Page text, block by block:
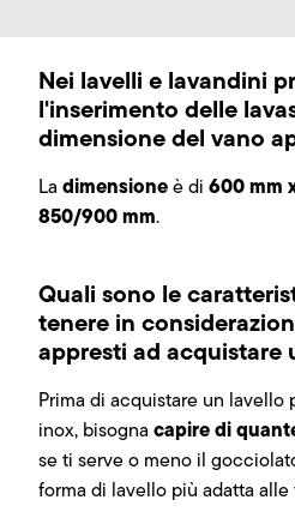
Nei lavelli e lavandini
l'inserimento delle
dimensione del vano
La dimensioneè di 600 mm
850/900 mm.
Quali sono le
tenere in
appresti ad acquistare
Prima di acquistare un
inox, bisogna capire di
se ti serve o meno il
forma di lavello più adatta